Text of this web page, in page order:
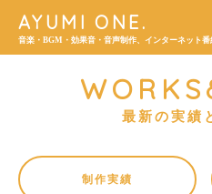
AYUMI ONE.
音楽・BGM・効果音・音声制作、インターネット番
最新の実績
制作実績